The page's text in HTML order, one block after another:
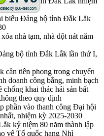
biểu Đảng bộ tỉnh Đắk Lắk
nhà tạm, nhà dột nát năm
bộ tỉnh Đắk Lắk lần thứ I,
cần tiên phong trong chuyển
doanh công bằng, minh bạch
khai thác hải sản bất
theo quy định
phần vào thanh công Đại hội
nhiệm kỳ 2025-2030
kỷ niệm 80 năm thành lập
vệ Tổ quốc hạng Nhì